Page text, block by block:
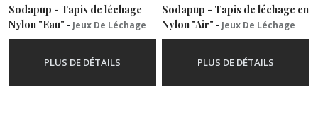
Sodapup - Tapis de léchage
Nylon "Eau" - Jeux De Léchage
PLUS DE DÉTAILS
Sodapup - Tapis de léchage en
Nylon "Air" - Jeux De Léchage
PLUS DE DÉTAILS